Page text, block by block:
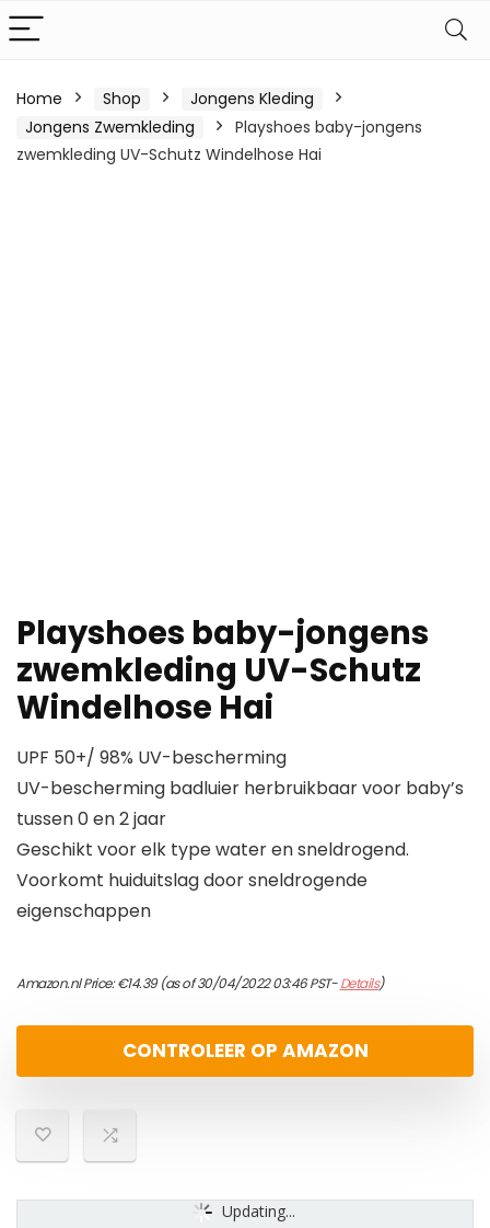
Home Shop
Jongens Kleding
Jongens Zwemkleding
Playshoes baby-jongens
zwemkleding UV-Schutz Windelhose Hai
Playshoes baby-jongens
zwemkleding UV-Schutz
Windelhose Hai
UPF 50+/ 98% UV-bescherming
UV-bescherming badluier herbruikbaar voor baby’s
tussen 0 en 2 jaar
Geschikt voor elk type water en sneldrogend.
Voorkomt huiduitslag door sneldrogende
eigenschappen
Amazon.nl Price:€14.39(as of 30/04/2022 03:46 PST-Details)
CONTROLEER OP AMAZON
Updating...